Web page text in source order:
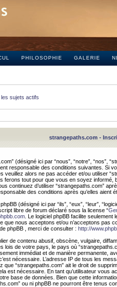
PHILOSOPHIE GALERIE
les sujets actifs
strangepaths.com -
(désigné ici par “nous”, “notre”, “nos”,
responsable des conditions suivantes. Si
veuillez alors ne pas accéder et/ou utiliser
ferons tout pour que vous en soyez informé,
continuez d’utiliser “strangepaths.com”
des conditions après qu’elles aient
(désigné ici par “ils”, “eux”, “leur”,
libre de forum déclaré sous la license “
. Le logiciel phpBB facilite
que nous acceptons et/ou n’acceptons pas
phpBB , merci de consulter : http://
de contenu abusif, obscène, vulgaire,
lois de votre pays, le pays où
immédiat et de manière permanente,
nécessaire. L’adresse IP de tous les
que “strangepaths.com” ait le droit de
est nécessaire. En tant qu’utilisateur vous
base de données. Bien que cette
ou ni phpBB ne pourront être tenus